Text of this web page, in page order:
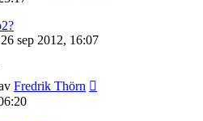
sep 2012, 16:07
Fredrik Thörn